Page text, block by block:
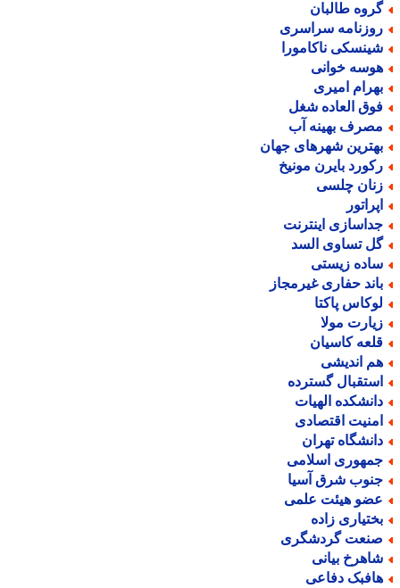
طالبان
سراسری
ناکامورا
خوانی
امیری
العاده شغل
بهینه آب
شهرهای جهان
بایرن مونیخ
چلسی
اینترنت
تساوی السد
زیستی
حفاری غیرمجاز
پاکتا
مولا
کاسیان
اندیشی
گسترده
الهیات
اقتصادی
تهران
اسلامی
شرق آسیا
هیئت علمی
زاده
گردشگری
بیانی
دفاعی